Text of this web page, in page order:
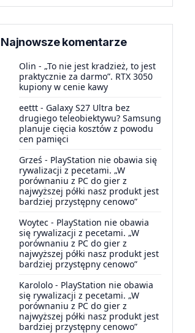
Najnowsze komentarze
Olin - „To nie jest kradzież, to jest
praktycznie za darmo”. RTX 3050
kupiony w cenie kawy
eettt - Galaxy S27 Ultra bez
drugiego teleobiektywu? Samsung
planuje cięcia kosztów z powodu
cen pamięci
Grześ - PlayStation nie obawia się
rywalizacji z pecetami. „W
porównaniu z PC do gier z
najwyższej półki nasz produkt jest
bardziej przystępny cenowo”
Woytec - PlayStation nie obawia
się rywalizacji z pecetami. „W
porównaniu z PC do gier z
najwyższej półki nasz produkt jest
bardziej przystępny cenowo”
Karololo - PlayStation nie obawia
się rywalizacji z pecetami. „W
porównaniu z PC do gier z
najwyższej półki nasz produkt jest
bardziej przystępny cenowo”